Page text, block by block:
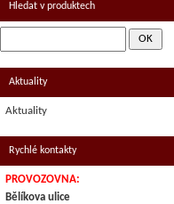
Hledat v produktech
Aktuality
Aktuality
Rychlé kontakty
PROVOZOVNA:
Bělíkova ulice